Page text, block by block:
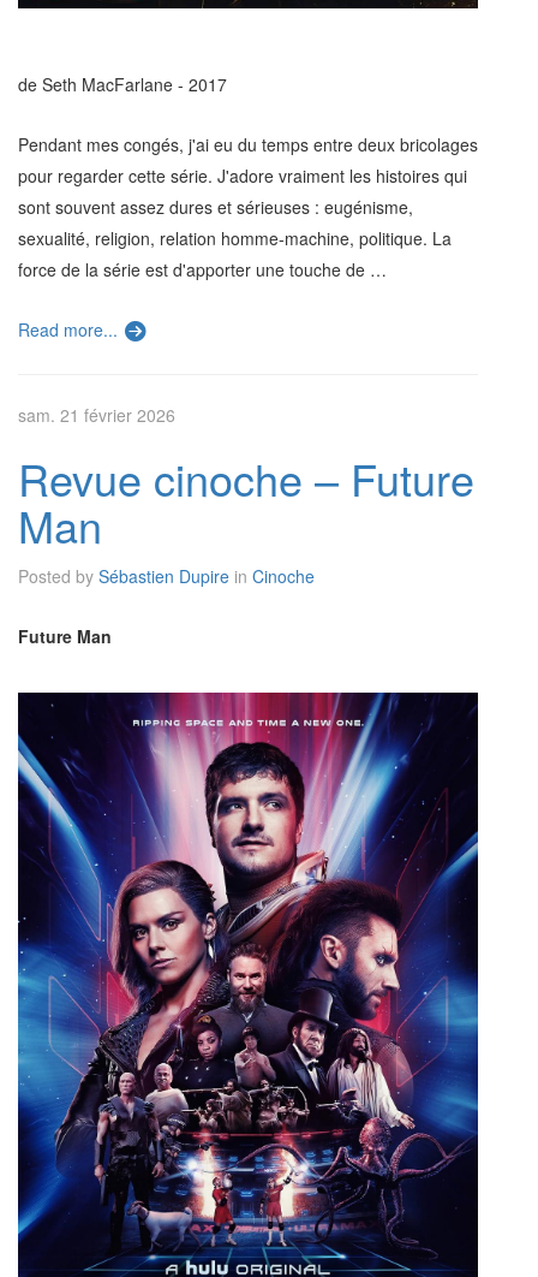
de Seth MacFarlane - 2017
Pendant mes congés, j'ai eu du temps entre deux bricolages
pour regarder cette série. J'adore vraiment les histoires qui
sont souvent assez dures et sérieuses : eugénisme,
sexualité, religion, relation homme-machine, politique. La
force de la série est d'apporter une touche de …
Read more...
sam. 21 février 2026
Revue cinoche – Future
Man
Posted by Sébastien Dupire in Cinoche
Future Man